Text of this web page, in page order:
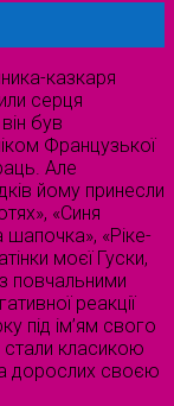
казкаря
серця
був
Французької
Але
йому принесли
«Синя
шапочка», «Ріке-
моєї Гуски,
повчальними
реакції
під ім’ям свого
класикою
дорослих своєю